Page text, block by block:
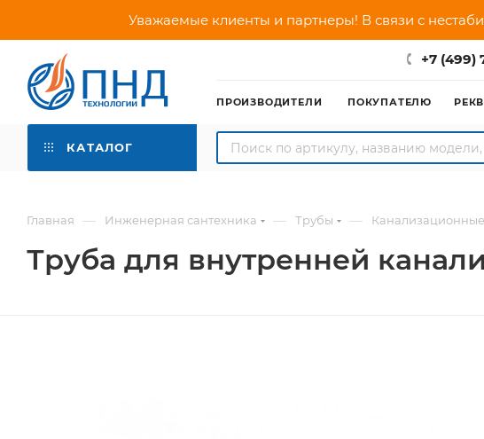
Уважаемые клиенты и партнеры! В связи с
+7 (499)
ПРОИЗВОДИТЕЛИ ПОКУПАТЕЛЮ
КАТАЛОГ
Главная — Инженерная сантехника — Трубы —
Труба для внутренней